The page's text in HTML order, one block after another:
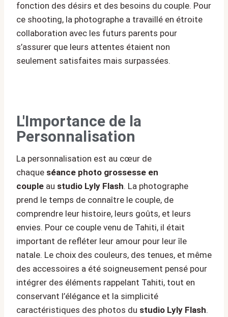
fonction des désirs et des besoins du couple. Pour
ce shooting, la photographe a travaillé en étroite
collaboration avec les futurs parents pour
s’assurer que leurs attentes étaient non
seulement satisfaites mais surpassées.
L'Importance de la
Personnalisation
La personnalisation est au cœur de
chaque séance photo grossesse en
couple au studio Lyly Flash. La photographe
prend le temps de connaître le couple, de
comprendre leur histoire, leurs goûts, et leurs
envies. Pour ce couple venu de Tahiti, il était
important de refléter leur amour pour leur île
natale. Le choix des couleurs, des tenues, et même
des accessoires a été soigneusement pensé pour
intégrer des éléments rappelant Tahiti, tout en
conservant l’élégance et la simplicité
caractéristiques des photos du studio Lyly Flash.